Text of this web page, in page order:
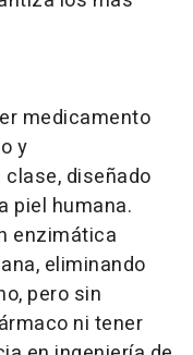
medicamento
y
diseñado
piel humana.
enzimática
eliminando
pero sin
ni tener